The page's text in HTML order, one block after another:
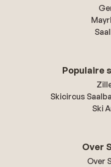
Populaire
Skicircus
Ski
Over
Over